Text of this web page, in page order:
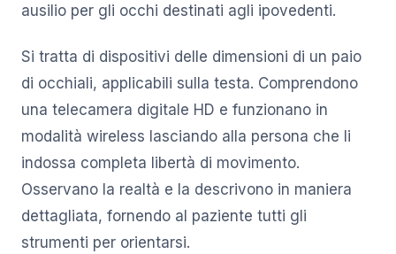
ausilio per gli occhi destinati agli ipovedenti.
Si tratta di dispositivi delle dimensioni di un paio
di occhiali, applicabili sulla testa. Comprendono
una telecamera digitale HD e funzionano in
modalità wireless lasciando alla persona che li
indossa completa libertà di movimento.
Osservano la realtà e la descrivono in maniera
dettagliata, fornendo al paziente tutti gli
strumenti per orientarsi.